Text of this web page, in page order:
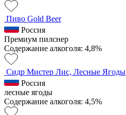
Пиво Gold Beer
Россия
Премиум пилснер
Содержание алкоголя: 4,8%
Сидр Мистер Лис, Лесные Ягоды
Россия
лесные ягоды
Содержание алкоголя: 4,5%